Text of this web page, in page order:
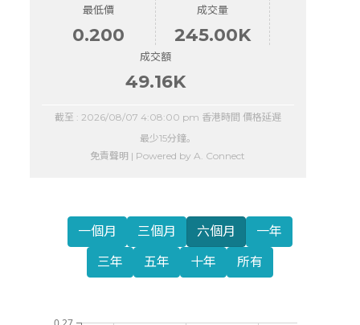
最低價
0.200
成交量
245.00K
成交額
49.16K
截至 : 2026/08/07 4:08:00 pm 香港時間 價格延遲
最少15分鐘。
免責聲明 | Powered byA. Connect
一個月 三個月 六個月
一年
三年
五年 十年 所有